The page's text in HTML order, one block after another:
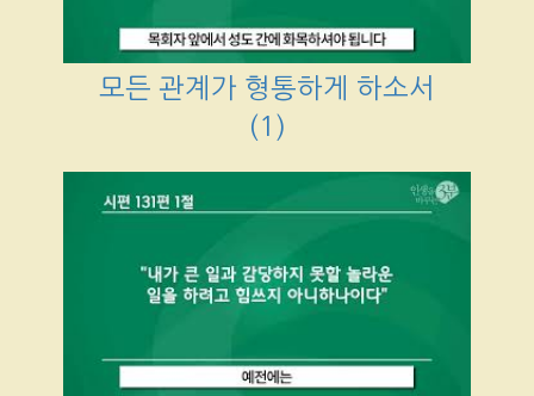
모든 관계가 형통하게 하소서
(1)